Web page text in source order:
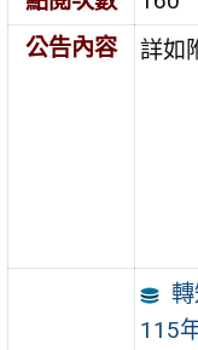
公告內容
詳如
115